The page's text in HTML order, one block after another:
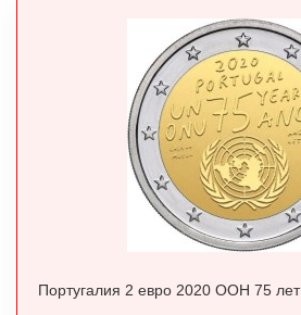
Португалия 2 евро 2020 ООН 75 лет